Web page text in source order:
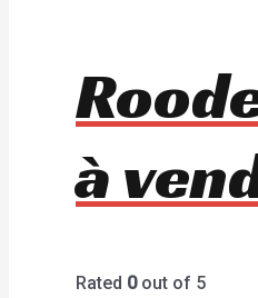
à
Rated 0out of 5